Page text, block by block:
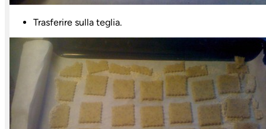
Trasferire sulla teglia.